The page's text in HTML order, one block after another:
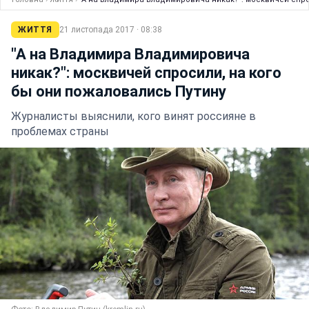
ЖИТТЯ 21 листопада 2017 · 08:38
"А на Владимира Владимировича
никак?": москвичей спросили, на кого
бы они пожаловались Путину
Журналисты выяснили, кого винят россияне в
проблемах страны